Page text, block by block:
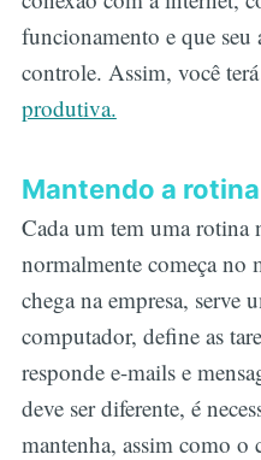
funcionamento e que seu
controle. Assim, você terá
produtiva.
Mantendo a rotina
Cada um tem uma rotina
normalmente começa no
chega na empresa, serve
computador, define as
responde e-mails e
deve ser diferente, é
mantenha, assim como